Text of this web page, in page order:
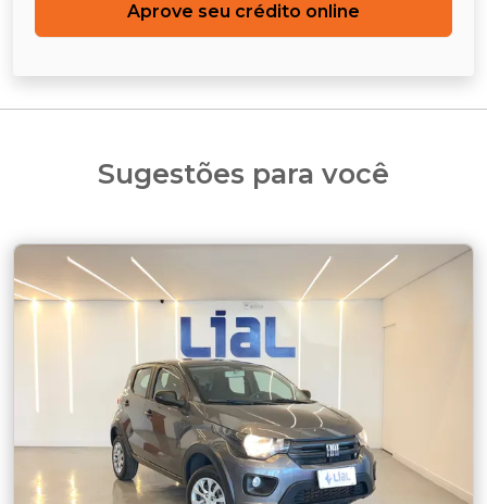
Aprove seu crédito online
Sugestões para você